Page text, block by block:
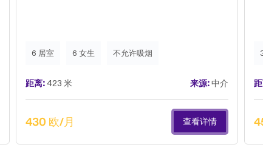
6 居室 6 女生 不允许吸烟
距离:423 米 来源:中介
430 欧/月 查看详情